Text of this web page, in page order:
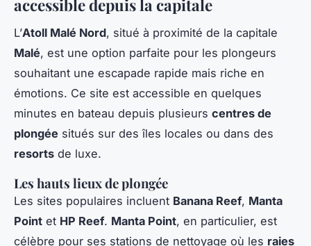
accessible depuis la capitale
L’Atoll Malé Nord, situé à proximité de la capitale
Malé, est une option parfaite pour les plongeurs
souhaitant une escapade rapide mais riche en
émotions. Ce site est accessible en quelques
minutes en bateau depuis plusieurs centres de
plongée situés sur des îles locales ou dans des
resorts de luxe.
Les hauts lieux de plongée
Les sites populaires incluent Banana Reef, Manta
Point et HP Reef. Manta Point, en particulier, est
célèbre pour ses stations de nettoyage où les raies